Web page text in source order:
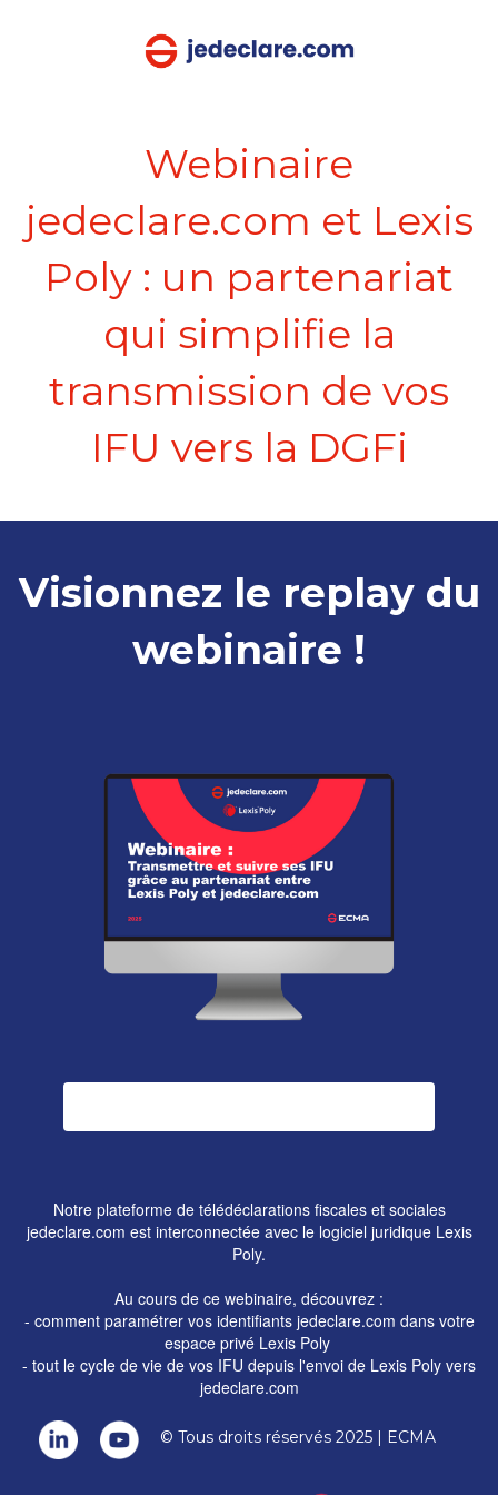
Webinaire
jedeclare.com et Lexis
Poly : un partenariat
qui simplifie la
transmission de vos
IFU vers la DGFi
Visionnez le replay du
webinaire !
Notre plateforme de télédéclarations fiscales et sociales
jedeclare.com est interconnectée avec le logiciel juridique Lexis
Poly.
Au cours de ce webinaire, découvrez :
- comment paramétrer vos identifiants jedeclare.com dans votre
espace privé Lexis Poly
- tout le cycle de vie de vos IFU depuis l'envoi de Lexis Poly vers
jedeclare.com
© Tous droits réservés 2025 | ECMA